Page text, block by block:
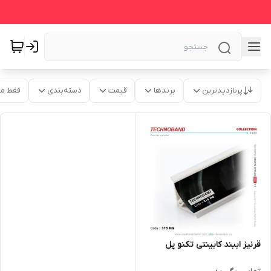
پربازدیدترین برندها قیمت دسته‌بندی فقط
قرنیز اببند کابینتی تکنو پل